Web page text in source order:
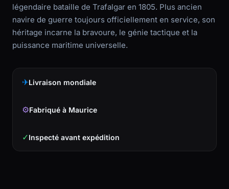
légendaire bataille de Trafalgar en 1805. Plus ancien
navire de guerre toujours officiellement en service, son
héritage incarne la bravoure, le génie tactique et la
puissance maritime universelle.
✈Livraison mondiale
⚙Fabriqué à Maurice
✓Inspecté avant expédition